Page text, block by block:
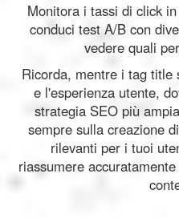
Monitora i tassi di click
conduci test A/B con
vedere quali
Ricorda, mentre i tag
e l'esperienza utente,
strategia SEO più
sempre sulla creazione
rilevanti per i tuoi
riassumere